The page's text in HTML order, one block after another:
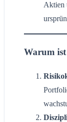
Aktien
Warum